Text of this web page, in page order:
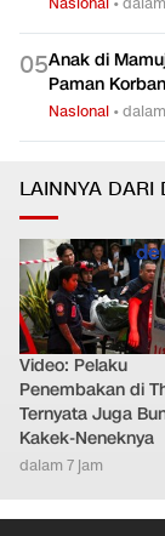
05Anak di
Paman Korban
Nasional •
LAINNYA DARI
Video: Pelaku
Penembakan di
Ternyata Juga
Kakek-Neneknya
dalam 7 jam